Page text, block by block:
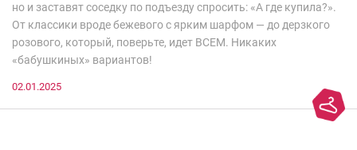
но и заставят соседку по подъезду спросить: «А где купила?».
От классики вроде бежевого с ярким шарфом — до дерзкого
розового, который, поверьте, идет ВСЕМ. Никаких
«бабушкиных» вариантов!
02.01.2025